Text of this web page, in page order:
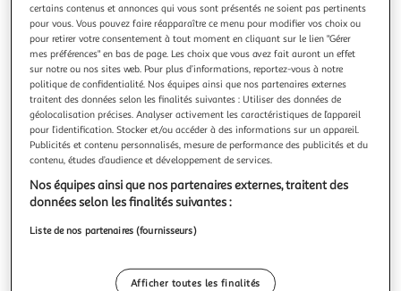
HE MATE
Infusion Maté vert bio sans arômes ajoutés
Hé!maté propose des infusions 100% naturelles à base de
maté. Cette plante ancestrale possède de nombreux
bienfaits sur la santé Energisant, Détox, anti-stress,
stimulant digestif, régime minceur, renforce le système
En savoir +
36g 18 sachets
Vous voulez connaître le prix de ce produit ?
Afficher le prix
certains contenus et annonces qui vous sont présentés ne soient pas pertinents
pour vous. Vous pouvez faire réapparaître ce menu pour modifier vos choix ou
pour retirer votre consentement à tout moment en cliquant sur le lien "Gérer
mes préférences" en bas de page. Les choix que vous avez fait auront un effet
sur notre ou nos sites web. Pour plus d’informations, reportez-vous à notre
politique de confidentialité. Nos équipes ainsi que nos partenaires externes
traitent des données selon les finalités suivantes : Utiliser des données de
géolocalisation précises. Analyser activement les caractéristiques de l’appareil
pour l’identification. Stocker et/ou accéder à des informations sur un appareil.
Publicités et contenu personnalisés, mesure de performance des publicités et du
contenu, études d’audience et développement de services.
Nos équipes ainsi que nos partenaires externes, traitent des
données selon les finalités suivantes :
Liste de nos partenaires (fournisseurs)
Afficher toutes les finalités